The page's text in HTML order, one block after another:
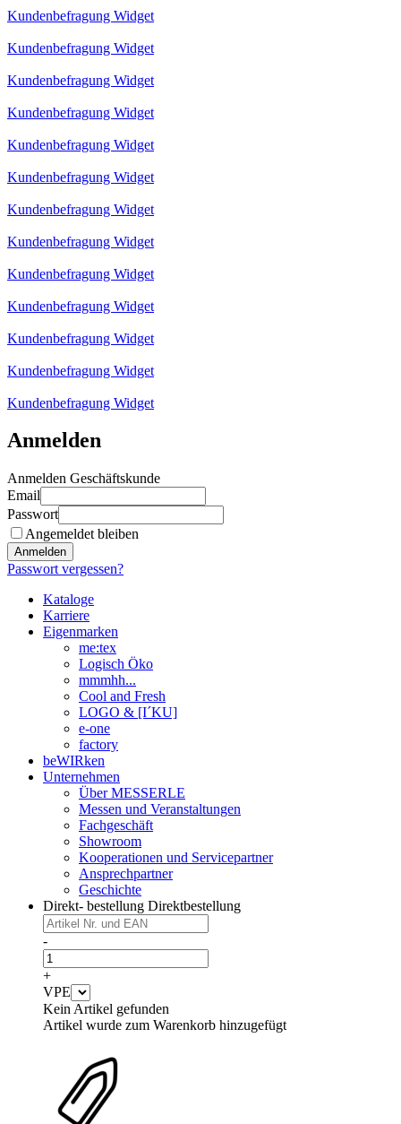
Kundenbefragung Widget
Kundenbefragung Widget
Kundenbefragung Widget
Kundenbefragung Widget
Kundenbefragung Widget
Kundenbefragung Widget
Kundenbefragung Widget
Kundenbefragung Widget
Kundenbefragung Widget
Kundenbefragung Widget
Kundenbefragung Widget
Kundenbefragung Widget
Kundenbefragung Widget
Anmelden
Anmelden Geschäftskunde
Email
Passwort
Angemeldet bleiben
Anmelden
Passwort vergessen?
Kataloge
Karriere
Eigenmarken
me:tex
Logisch Öko
mmmhh...
Cool and Fresh
LOGO & [I´KU]
e-one
factory
beWIRken
Unternehmen
Über MESSERLE
Messen und Veranstaltungen
Fachgeschäft
Showroom
Kooperationen und Servicepartner
Ansprechpartner
Geschichte
Direkt- bestellung Direktbestellung
-
+
VPE
Kein Artikel gefunden
Artikel wurde zum Warenkorb hinzugefügt